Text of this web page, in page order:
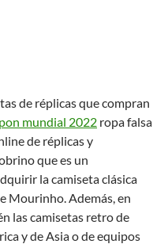
de réplicas que compran
mundial 2022 ropa falsa
de réplicas y
que es un
la camiseta clásica
Mourinho. Además, en
las camisetas retro de
y de Asia o de equipos